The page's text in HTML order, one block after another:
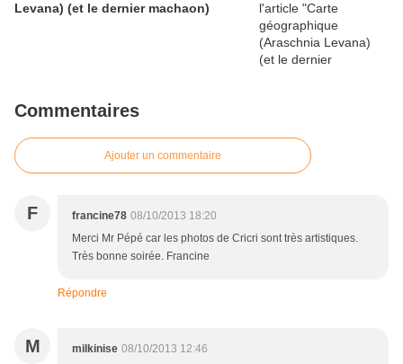
Levana) (et le dernier machaon)
Commentaires
Ajouter un commentaire
F francine78 08/10/2013 18:20
Merci Mr Pépé car les photos de Cricri sont très artistiques.
Très bonne soirée. Francine
Répondre
M milkinise 08/10/2013 12:46